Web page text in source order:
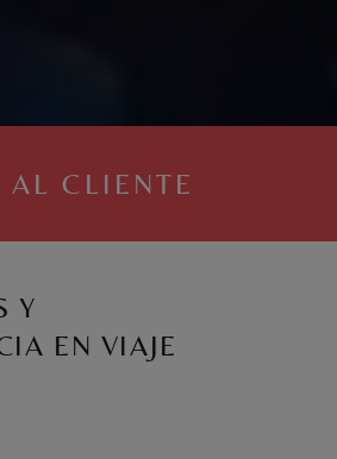
AL CLIENTE
Y
EN VIAJE